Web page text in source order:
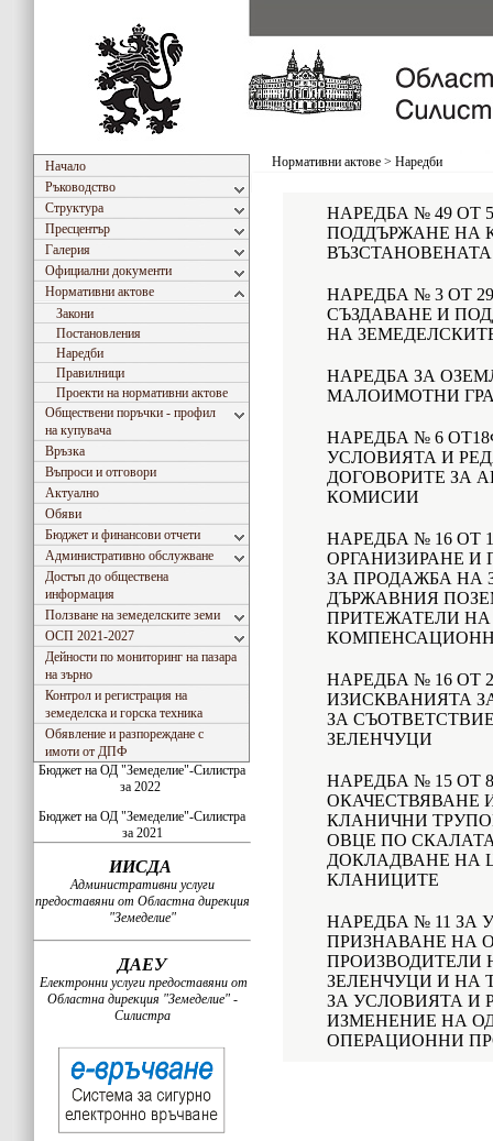
Начало
Ръководство
Структура
Пресцентър
Галерия
Официални документи
Нормативни актове
Закони
Постановления
Наредби
Правилници
Проекти на нормативни актове
Обществени поръчки - профил
на купувача
Връзка
Въпроси и отговори
Актуално
Обяви
Бюджет и финансови отчети
Административно обслужване
Достъп до обществена
информация
Ползване на земеделските земи
ОСП 2021-2027
Дейности по мониторинг на пазара
на зърно
Контрол и регистрация на
земеделска и горска техника
Обявление и разпореждане с
имоти от ДПФ
Бюджет на ОД "Земеделие"-Силистра
за 2022
Бюджет на ОД "Земеделие"-Силистра
за 2021
ИИСДА
Административни услуги
предоставяни от Областна дирекция
"Земеделие"
ДАЕУ
Електронни услуги предоставяни от
Областна дирекция "Земеделие" -
Силистра
Нормативни актове > Наредби
НАРЕДБА № 49 ОТ
ПОДДЪРЖАНЕ НА
НАРЕДБА № 3 ОТ
СЪЗДАВАНЕ И
НА
НАРЕДБА ЗА
МАЛОИМОТНИ
НАРЕДБА № 6
УСЛОВИЯТА И
ДОГОВОРИТЕ ЗА
КОМИСИИ
НАРЕДБА № 16 ОТ
ОРГАНИЗИРАНЕ И
ЗА ПРОДАЖБА НА
ДЪРЖАВНИЯ
ПРИТЕЖАТЕЛИ
НАРЕДБА № 16 ОТ
ИЗИСКВАНИЯТА
ЗА
ЗЕЛЕНЧУЦИ
НАРЕДБА № 15 ОТ
ОКАЧЕСТВЯВАНЕ
КЛАНИЧНИ
ОВЦЕ ПО
ДОКЛАДВАНЕ НА
КЛАНИЦИТЕ
НАРЕДБА № 11 ЗА
ПРИЗНАВАНЕ НА
ПРОИЗВОДИТЕЛИ
ЗЕЛЕНЧУЦИ И НА
ЗА УСЛОВИЯТА И
ИЗМЕНЕНИЕ НА
ОПЕРАЦИОННИ